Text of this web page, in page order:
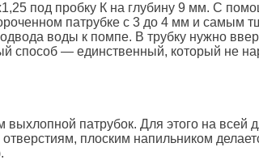
под пробку К на глубину 9 мм. С
патрубке с 3 до 4 мм и самым
воды к помпе. В трубку нужно
способ — единственный, который не
выхлопной патрубок. Для этого на всей
плоским напильником